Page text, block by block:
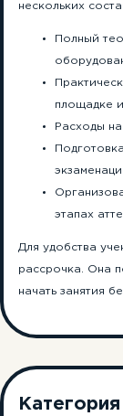
нескольких
Полный
площадке
Расходы
этапах
Для удобства
рассрочка. Она
начать занятия